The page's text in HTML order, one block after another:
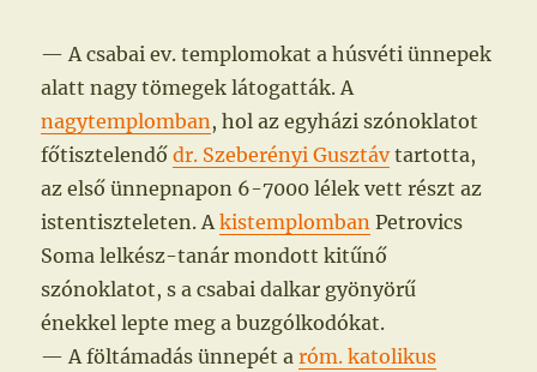
— A csabai ev. templomokat a húsvéti ünnepek
alatt nagy tömegek látogatták. A
nagytemplomban , hol az egyházi szónoklatot
főtisztelendődr. Szeberényi Gusztávtartotta,
az első ünnepnapon 6-7000 lélek vett részt az
istentiszteleten. Akistemplomban Petrovics
Soma lelkész-tanár mondott kitűnő
szónoklatot, s a csabai dalkar gyönyörű
énekkel lepte meg a buzgólkodókat.
— A föltámadás ünnepét aróm. katolikus